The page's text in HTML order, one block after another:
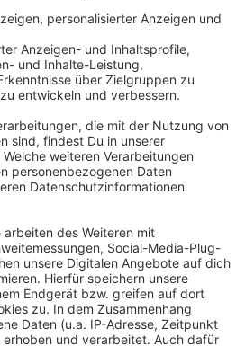
Links zum Thema:
Kampagne"
Blutspendediensten